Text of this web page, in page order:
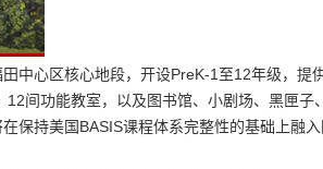
中心区核心地段，开设PreK-1至12年级，提
间功能教室，以及图书馆、小剧场、黑匣子
保持美国BASIS课程体系完整性的基础上融